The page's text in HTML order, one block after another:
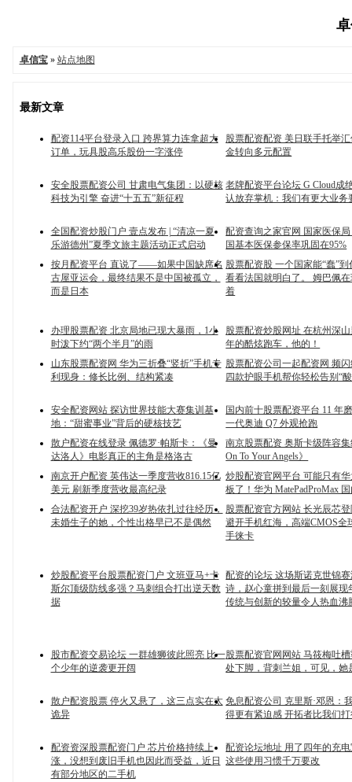
卓信宝» 站点地图
最新文章
配资114平台登录入口 跨界算力连拿超大
订单，玩具股高乐股份一字涨停
股票配资配资 美日联手托举
金转向多元配置
安全股票配资公司 甘肃电气集团：以硬核
科技为引擎 奋进“十五五”新征程
老牌配资平台论坛 G Cloud成
认放弃掌机：我们有更大业务
全国配资炒股门户 壹点发布 | “清凉一夏
乐游德州”夏季文旅主题活动正式启动
配资查询之家官网 国家医保局
国基本医保参保率巩固在95%
按月配资平台 直说了——如果中国缺席名
古屋亚运会，最终结果不是中国被孤立，
而是日本
股票配资股 一个国家能“蠢”
看看法国就明白了。 姆巴佩
着
办理股票配资 北京局地已现大暴雨，1小
时泼下约“两个半月”的雨
股票配资炒股网址 在杭州深
年的酷炫跑车，他的！
山东股票配资网 华为三折叠“竖折”手机专
利现身：修长比例、结构紧凑
股票配资公司一起配资网 频
四款护眼手机帮你轻松告别“
安全配资网站 探访世界技能大赛集训基
地：“甜蜜事业”背后的硬核技艺
国内前十股票配资平台 11 年
一代奥迪 Q7 外观抢跑
散户配资在线登录 佩德罗·帕斯卡：《曼
达洛人》电影真正的主角是格洛古
南京股票配资 奥斯卡级阵容
On To Your Angels》
南京开户配资 英伟达一季度营收816.15亿
美元 刷新季度营收最高纪录
炒股配资官网平台 可能只有
板了！华为 MatePadProMax
合法配资开户 深挖39岁热依扎过往经历，
未婚生子的她，个性出格早已不是偶然
股票配资官方网站 长光辰芯
避开手机红海，高端CMOS全
手徕卡
炒股配资平台股票配资门户 文班亚马+卡
斯尔顶级防线多强？马刺组合打出逆天数
据
配资的论坛 这场斯诺克世锦
诗，赵心童拼到最后一刻展现
传统与创新的较量令人热血沸
股市配资交易论坛 一群雄狮彼此照亮 比一
个少年的逆袭更开阔
股票配资官网网站 马筱梅吐
处下脚，背刺兰姐，可见，她
散户配资股票 停火又悬了，这三点实在太
诡异
免息配资公司 克里斯·邓恩：
得更有紧迫感 开拓者比我们
配资资深股票配资门户 芯片价格持续上
涨，没想到废旧手机也因此而受益，近日
有部分地区的二手机
配资论坛地址 用了四年的充
这些使用习惯千万要改